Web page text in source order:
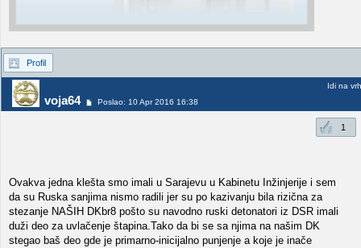
Profil
voja64 Poslao: 10 Apr 2016 16:38
Idi na vrh
1
Ovakva jedna klešta smo imali u Sarajevu u Kabinetu Inžinjerije i sem
da su Ruska sanjima nismo radili jer su po kazivanju bila rizična za
stezanje NAŠIH DKbr8 pošto su navodno ruski detonatori iz DSR imali
duži deo za uvlačenje štapina.Tako da bi se sa njima na našim DK
stegao baš deo gde je primarno-inicijalno punjenje a koje je inače